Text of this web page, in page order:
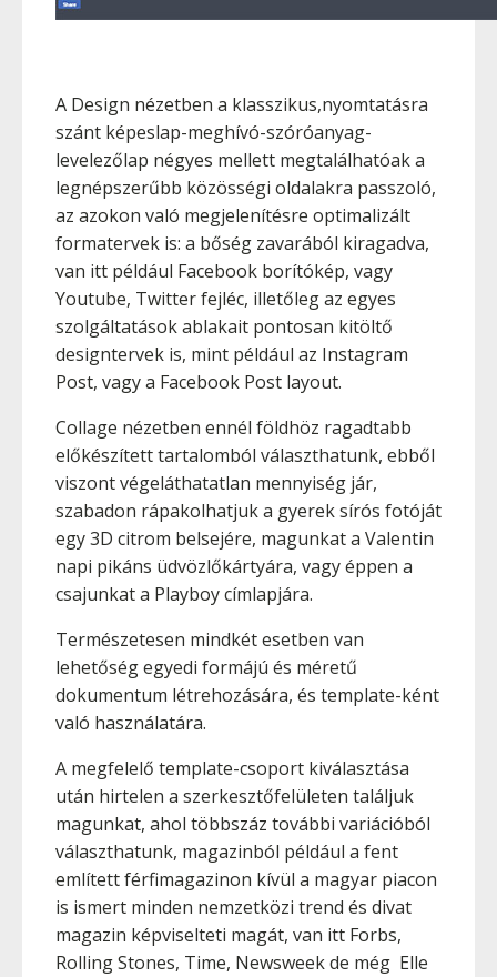
A Design nézetben a klasszikus,nyomtatásra
szánt képeslap-meghívó-szóróanyag-
levelezőlap négyes mellett megtalálhatóak a
legnépszerűbb közösségi oldalakra passzoló,
az azokon való megjelenítésre optimalizált
formatervek is: a bőség zavarából kiragadva,
van itt például Facebook borítókép, vagy
Youtube, Twitter fejléc, illetőleg az egyes
szolgáltatások ablakait pontosan kitöltő
designtervek is, mint például az Instagram
Post, vagy a Facebook Post layout.
Collage nézetben ennél földhöz ragadtabb
előkészített tartalomból választhatunk, ebből
viszont végeláthatatlan mennyiség jár,
szabadon rápakolhatjuk a gyerek sírós fotóját
egy 3D citrom belsejére, magunkat a Valentin
napi pikáns üdvözlőkártyára, vagy éppen a
csajunkat a Playboy címlapjára.
Természetesen mindkét esetben van
lehetőség egyedi formájú és méretű
dokumentum létrehozására, és template-ként
való használatára.
A megfelelő template-csoport kiválasztása
után hirtelen a szerkesztőfelületen találjuk
magunkat, ahol többszáz további variációból
választhatunk, magazinból például a fent
említett férfimagazinon kívül a magyar piacon
is ismert minden nemzetközi trend és divat
magazin képviselteti magát, van itt Forbs,
Rolling Stones, Time, Newsweek de még Elle